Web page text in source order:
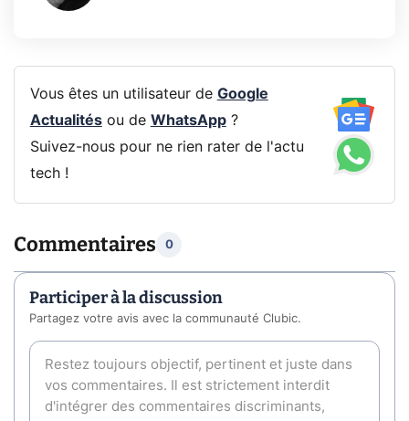
Vous êtes un utilisateur de Google
Actualitésou de WhatsApp?
Suivez-nous pour ne rien rater de l'actu
tech !
Commentaires 0
Participer à la discussion
Partagez votre avis avec la communauté Clubic.